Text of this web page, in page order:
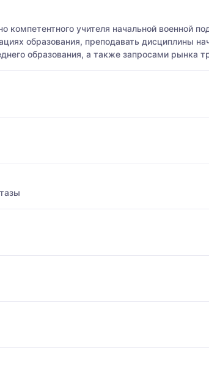
компетентного учителя начальной военной
образования, преподавать дисциплины
образования, а также запросами рынка